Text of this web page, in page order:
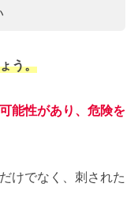
う。
能性があり、危険を
けでなく、刺された